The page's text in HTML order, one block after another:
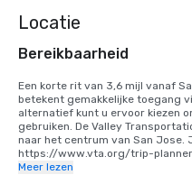
Locatie
Bereikbaarheid
Een korte rit van 3,6 mijl vanaf
betekent gemakkelijke toegang
alternatief kunt u ervoor kiezen
gebruiken. De Valley
naar het centrum van San Jose.
https://www.vta.org/trip-planner
Meer lezen